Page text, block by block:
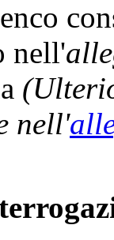
nell'
nell'